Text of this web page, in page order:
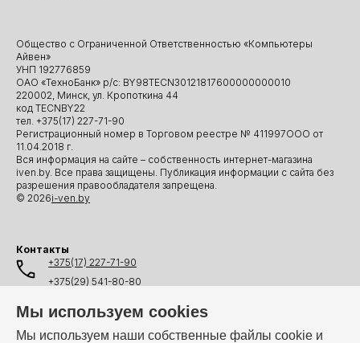
Мы используем cookies
Мы используем наши собственные файлы cookie и
Общество с Ограниченной Ответственностью «Компьютеры
Айвен»
УНП 192776859
ОАО «ТехноБанк» р/с: BY98TECN30121817600000000010
220002, Минск, ул. Кропоткина 44
код TECNBY22
тел. +375(17) 227-71-90
Регистрационный номер в Торговом реестре № 411997ООО от
11.04.2018 г.
Вся информация на сайте – собственность интернет-магазина
iven.by. Все права защищены. Публикация информации с сайта без
разрешения правообладателя запрещена.
© 2026i-ven.by
Контакты
+375(17) 227-71-90
+375(29) 541-80-80
+375(44) 541-80-80